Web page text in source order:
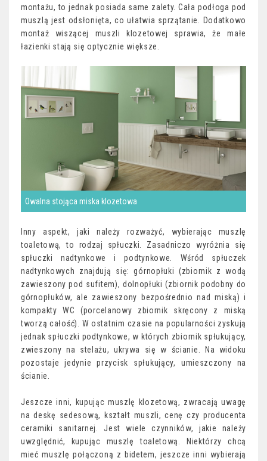
montażu, to jednak posiada same zalety. Cała podłoga pod
muszlą jest odsłonięta, co ułatwia sprzątanie. Dodatkowo
montaż wiszącej muszli klozetowej sprawia, że małe
łazienki stają się optycznie większe.
Owalna stojąca miska klozetowa
Inny aspekt, jaki należy rozważyć, wybierając muszlę
toaletową, to rodzaj spłuczki. Zasadniczo wyróżnia się
spłuczki nadtynkowe i podtynkowe. Wśród spłuczek
nadtynkowych znajdują się: górnopłuki (zbiornik z wodą
zawieszony pod sufitem), dolnopłuki (zbiornik podobny do
górnopłuków, ale zawieszony bezpośrednio nad miską) i
kompakty WC (porcelanowy zbiornik skręcony z miską
tworzą całość). W ostatnim czasie na popularności zyskują
jednak spłuczki podtynkowe, w których zbiornik spłukujący,
zwieszony na stelażu, ukrywa się w ścianie. Na widoku
pozostaje jedynie przycisk spłukujący, umieszczony na
ścianie.
Jeszcze inni, kupując muszlę klozetową, zwracają uwagę
na deskę sedesową, kształt muszli, cenę czy producenta
ceramiki sanitarnej. Jest wiele czynników, jakie należy
uwzględnić, kupując muszlę toaletową. Niektórzy chcą
mieć muszlę połączoną z bidetem, jeszcze inni wybierają